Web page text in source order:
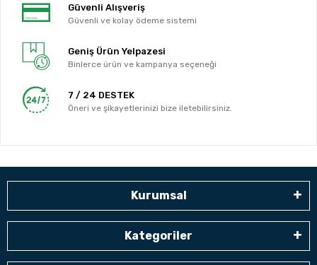
Güvenli Alışveriş
Güvenli ve kolay ödeme sistemi
Geniş Ürün Yelpazesi
Binlerce ürün ve kampanya seçeneği
7 / 24 DESTEK
Öneri ve şikayetlerinizi bize iletebilirsiniz.
Kurumsal
Kategoriler